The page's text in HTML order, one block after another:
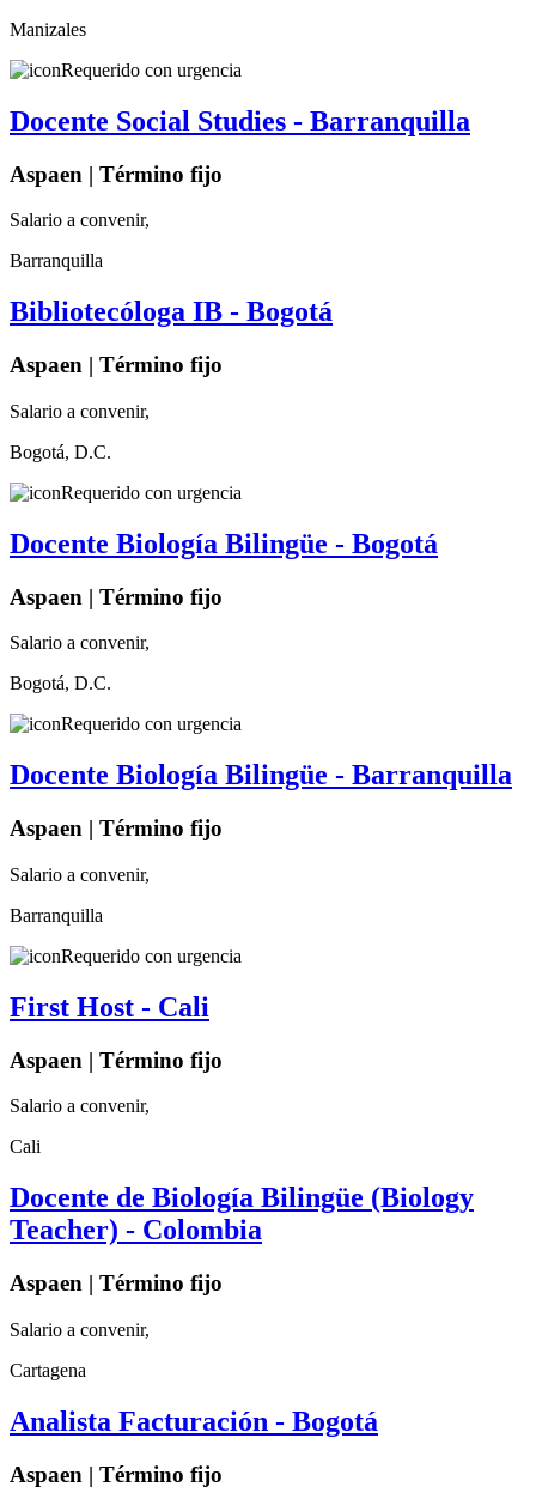
Manizales
Requerido con urgencia
Docente Social Studies - Barranquilla
Aspaen | Término fijo
Salario a convenir,
Barranquilla
Bibliotecóloga IB - Bogotá
Aspaen | Término fijo
Salario a convenir,
Bogotá, D.C.
Requerido con urgencia
Docente Biología Bilingüe - Bogotá
Aspaen | Término fijo
Salario a convenir,
Bogotá, D.C.
Requerido con urgencia
Docente Biología Bilingüe - Barranquilla
Aspaen | Término fijo
Salario a convenir,
Barranquilla
Requerido con urgencia
First Host - Cali
Aspaen | Término fijo
Salario a convenir,
Cali
Docente de Biología Bilingüe (Biology
Teacher) - Colombia
Aspaen | Término fijo
Salario a convenir,
Cartagena
Analista Facturación - Bogotá
Aspaen | Término fijo